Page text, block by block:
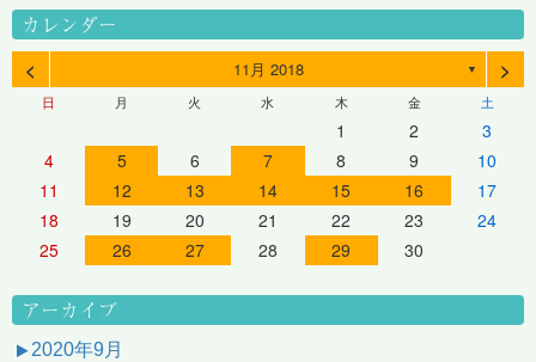
カレンダー
< 11月 2018 ▼ >
日 月 火 水 木 金 土
1 2
3
4
5 6 7 8 9
10
11
12 13 14 15 16
17
18
19 20 21 22 23
24
25
26 27 28 29 30
アーカイブ
2020年9月